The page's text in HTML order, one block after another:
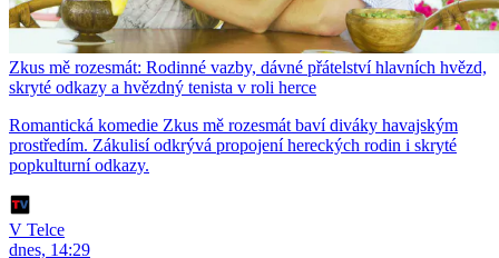
Zkus mě rozesmát: Rodinné vazby, dávné přátelství hlavních hvězd,
skryté odkazy a hvězdný tenista v roli herce
Romantická komedie Zkus mě rozesmát baví diváky havajským
prostředím. Zákulisí odkrývá propojení hereckých rodin i skryté
popkulturní odkazy.
V Telce
dnes, 14:29